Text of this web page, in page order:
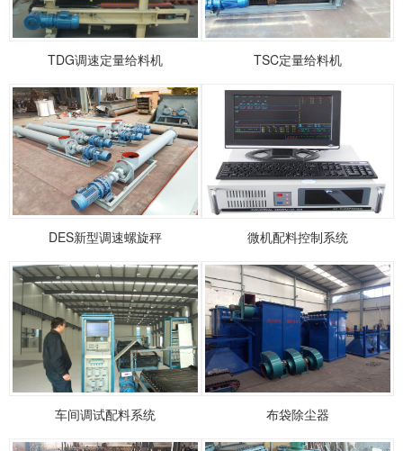
TDG调速定量给料机 TSC定量给料机
DES新型调速螺旋秤 微机配料控制系统
车间调试配料系统 布袋除尘器